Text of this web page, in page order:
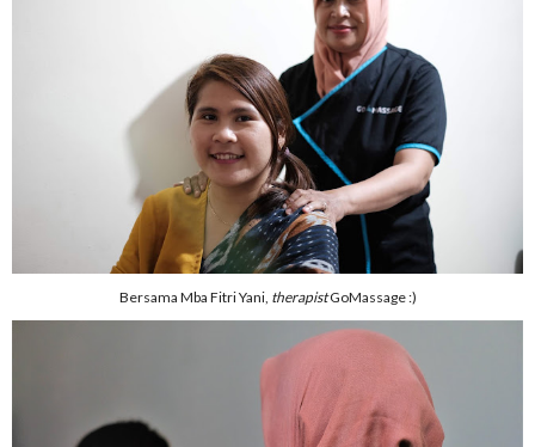
Bersama Mba Fitri Yani, therapistGoMassage :)